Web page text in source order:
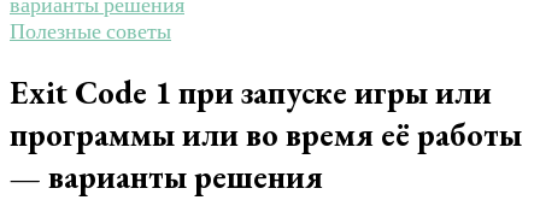
Полезные советы
Exit Code 1 при запуске игры или
программы или во время её работы
— варианты решения